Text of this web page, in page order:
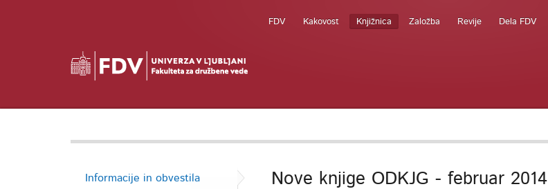
FDV Kakovost Knjižnica Založba Revije Dela FDV
Informacije in obvestila
Nove knjige ODKJG - februar 2014